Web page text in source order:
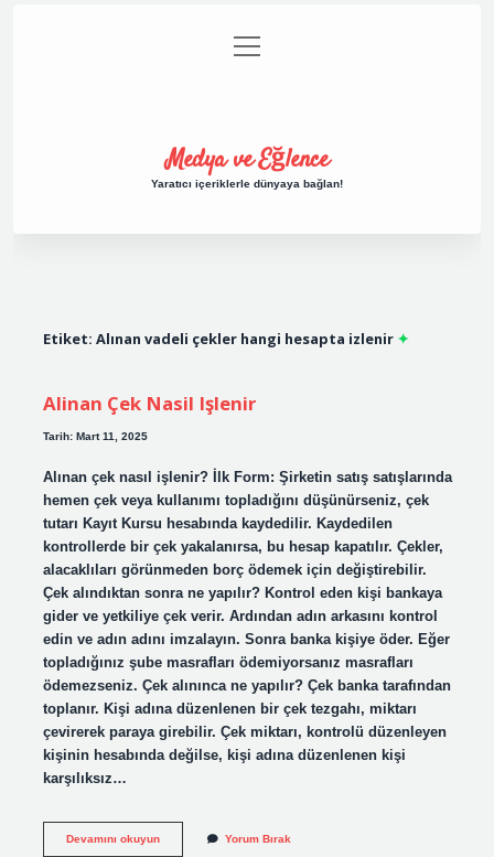
Gizlilik Politikası
menüyü
aç
Medya ve Eğlence
Yaratıcı içeriklerle dünyaya bağlan!
Etiket: Alınan vadeli çekler hangi hesapta izlenir
Alinan Çek Nasil Işlenir
Tarih: Mart 11, 2025
Alınan çek nasıl işlenir? İlk Form: Şirketin satış satışlarında
hemen çek veya kullanımı topladığını düşünürseniz, çek
tutarı Kayıt Kursu hesabında kaydedilir. Kaydedilen
kontrollerde bir çek yakalanırsa, bu hesap kapatılır. Çekler,
alacaklıları görünmeden borç ödemek için değiştirebilir.
Çek alındıktan sonra ne yapılır? Kontrol eden kişi bankaya
gider ve yetkiliye çek verir. Ardından adın arkasını kontrol
edin ve adın adını imzalayın. Sonra banka kişiye öder. Eğer
topladığınız şube masrafları ödemiyorsanız masrafları
ödemezseniz. Çek alınınca ne yapılır? Çek banka tarafından
toplanır. Kişi adına düzenlenen bir çek tezgahı, miktarı
çevirerek paraya girebilir. Çek miktarı, kontrolü düzenleyen
kişinin hesabında değilse, kişi adına düzenlenen kişi
karşılıksız…
Devamını okuyunAlinan
Yorum Bırak